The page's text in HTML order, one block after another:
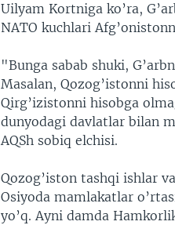
Uilyam Kortniga ko’ra,
NATO kuchlari
"Bunga sabab shuki,
Masalan, Qozog’istonni
Qirg’izistonni hisobga
dunyodagi davlatlar bilan
AQSh sobiq elchisi.
Qozog’iston tashqi ishlar
Osiyoda mamlakatlar
yo’q. Ayni damda